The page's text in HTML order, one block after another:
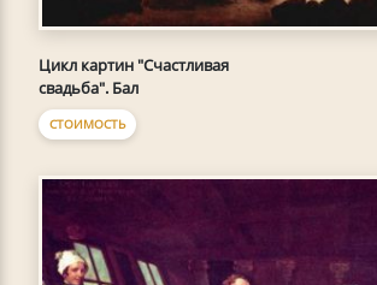
Цикл картин "Счастливая
свадьба". Бал
СТОИМОСТЬ